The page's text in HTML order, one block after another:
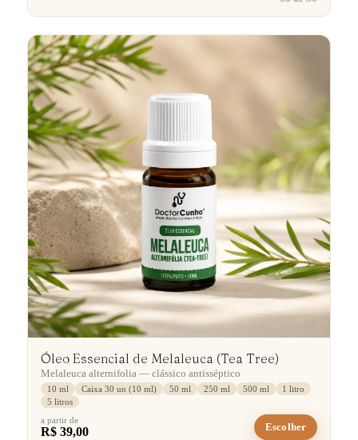
Óleo Essencial de Melaleuca (Tea Tree)
Melaleuca alternifolia — clássico antisséptico
10 ml Caixa 30 un (10 ml) 50 ml 250 ml 500 ml
1 litro
5 litros
a partir de
R$ 39,00 Escolher